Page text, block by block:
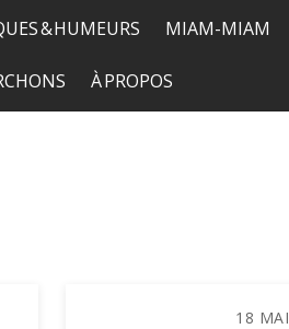
& HUMEURS MIAM-MIAM
À PROPOS
18 MAI